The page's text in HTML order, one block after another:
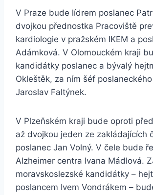
V Praze bude lídrem poslanec
dvojkou přednostka Pracoviště
kardiologie v pražském IKEM a
Adámková. V Olomouckém kraji
kandidátky poslanec a bývalý
Okleštěk, za ním šéf
Jaroslav Faltýnek.
V Plzeňském kraji bude oproti
až dvojkou jeden ze zakládajících
poslanec Jan Volný. V čele bude
Alzheimer centra Ivana Mádlová.
moravskoslezské kandidátky –
poslancem Ivem Vondrákem –